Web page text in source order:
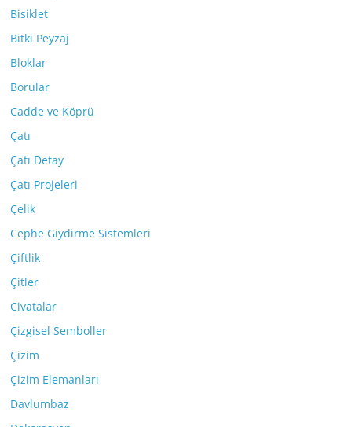
Bisiklet
Bitki Peyzaj
Bloklar
Borular
Cadde ve Köprü
Çatı
Çatı Detay
Çatı Projeleri
Çelik
Cephe Giydirme Sistemleri
Çiftlik
Çitler
Civatalar
Çizgisel Semboller
Çizim
Çizim Elemanları
Davlumbaz